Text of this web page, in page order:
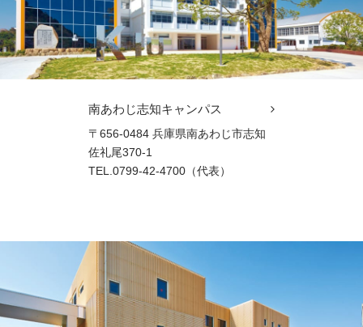
南あわじ志知キャンパス
〒656-0484 兵庫県南あわじ市志知
佐礼尾370-1
TEL.0799-42-4700（代表）